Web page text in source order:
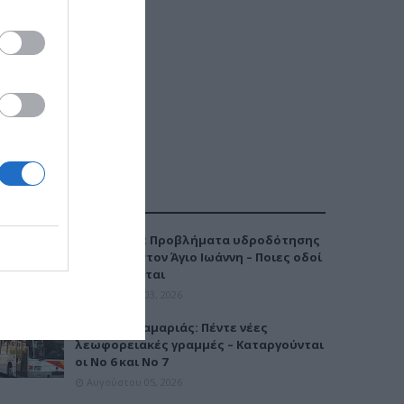
Καλαμαριά: Προβλήματα υδροδότησης
την Τρίτη στον Άγιο Ιωάννη – Ποιες οδοί
επηρεάζονται
Μετρό Καλαμαριάς: Πέντε νέες
λεωφορειακές γραμμές – Καταργούνται
οι Νο 6 και Νο 7